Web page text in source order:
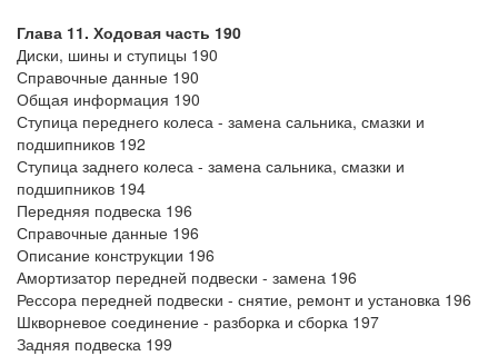
Глава 11. Ходовая часть 190
Диски, шины и ступицы 190
Справочные данные 190
Общая информация 190
Ступица переднего колеса - замена сальника, смазки и
подшипников 192
Ступица заднего колеса - замена сальника, смазки и
подшипников 194
Передняя подвеска 196
Справочные данные 196
Описание конструкции 196
Амортизатор передней подвески - замена 196
Рессора передней подвески - снятие, ремонт и установка 196
Шкворневое соединение - разборка и сборка 197
Задняя подвеска 199